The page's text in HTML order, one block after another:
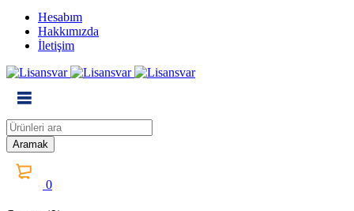
Hesabım
Hakkımızda
İletişim
0